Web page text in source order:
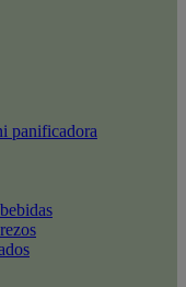
panificadora